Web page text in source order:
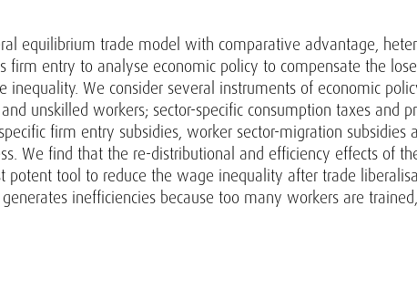
equilibrium trade model with comparative advantage,
firm entry to analyse economic policy to compensate the
inequality. We consider several instruments of economic
unskilled workers; sector-specific consumption taxes and
firm entry subsidies, worker sector-migration subsidies
We find that the re-distributional and efficiency effects of
potent tool to reduce the wage inequality after trade
inefficiencies because too many workers are